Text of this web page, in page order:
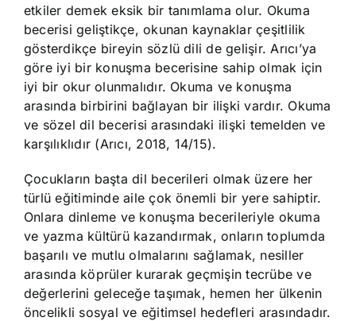
etkiler demek eksik bir tanımlama olur. Okuma
becerisi geliştikçe, okunan kaynaklar çeşitlilik
gösterdikçe bireyin sözlü dili de gelişir. Arıcı’ya
göre iyi bir konuşma becerisine sahip olmak için
iyi bir okur olunmalıdır. Okuma ve konuşma
arasında birbirini bağlayan bir ilişki vardır. Okuma
ve sözel dil becerisi arasındaki ilişki temelden ve
karşılıklıdır (Arıcı, 2018, 14/15).
Çocukların başta dil becerileri olmak üzere her
türlü eğitiminde aile çok önemli bir yere sahiptir.
Onlara dinleme ve konuşma becerileriyle okuma
ve yazma kültürü kazandırmak, onların toplumda
başarılı ve mutlu olmalarını sağlamak, nesiller
arasında köprüler kurarak geçmişin tecrübe ve
değerlerini geleceğe taşımak, hemen her ülkenin
öncelikli sosyal ve eğitimsel hedefleri arasındadır.